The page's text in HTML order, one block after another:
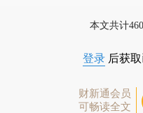
本文共计
登录 后获
财新通会员
可畅读全文